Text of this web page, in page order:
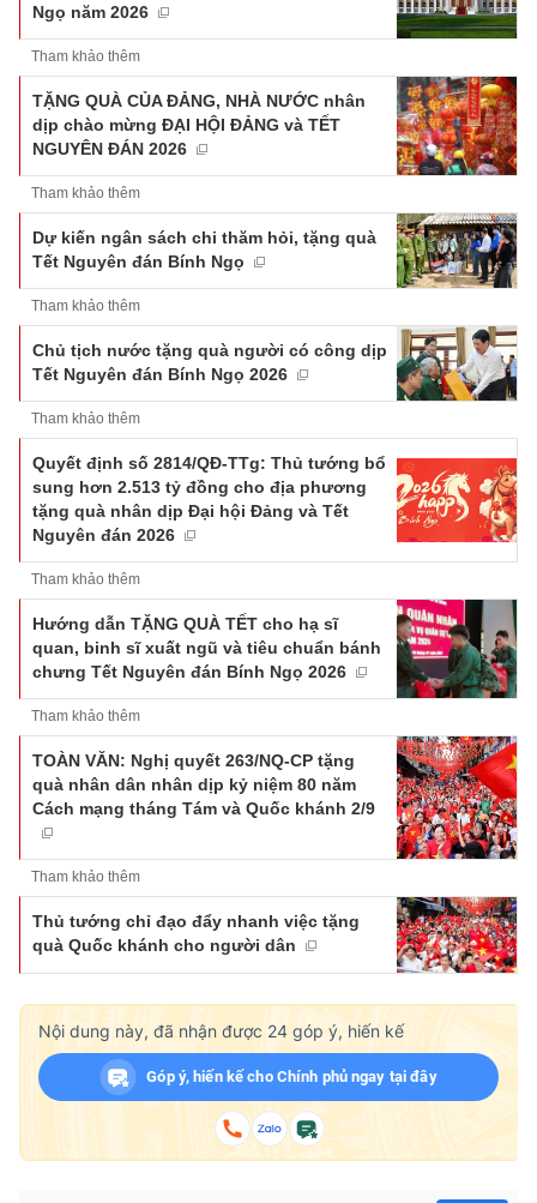
Ngọ năm 2026
Tham khảo thêm
TẶNG QUÀ CỦA ĐẢNG, NHÀ NƯỚC nhân
dịp chào mừng ĐẠI HỘI ĐẢNG và TẾT
NGUYÊN ĐÁN 2026
Tham khảo thêm
Dự kiến ngân sách chi thăm hỏi, tặng quà
Tết Nguyên đán Bính Ngọ
Tham khảo thêm
Chủ tịch nước tặng quà người có công dịp
Tết Nguyên đán Bính Ngọ 2026
Tham khảo thêm
Quyết định số 2814/QĐ-TTg: Thủ tướng bổ
sung hơn 2.513 tỷ đồng cho địa phương
tặng quà nhân dịp Đại hội Đảng và Tết
Nguyên đán 2026
Tham khảo thêm
Hướng dẫn TẶNG QUÀ TẾT cho hạ sĩ
quan, binh sĩ xuất ngũ và tiêu chuẩn bánh
chưng Tết Nguyên đán Bính Ngọ 2026
Tham khảo thêm
TOÀN VĂN: Nghị quyết 263/NQ-CP tặng
quà nhân dân nhân dịp kỷ niệm 80 năm
Cách mạng tháng Tám và Quốc khánh 2/9
Tham khảo thêm
Thủ tướng chỉ đạo đẩy nhanh việc tặng
quà Quốc khánh cho người dân
Nội dung này, đã nhận được 24 góp ý, hiến kế
Góp ý, hiến kế cho Chính phủ ngay tại đây